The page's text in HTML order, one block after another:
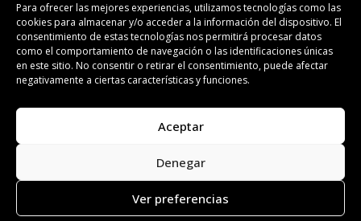
Para ofrecer las mejores experiencias, utilizamos tecnologías como las
cookies para almacenar y/o acceder a la información del dispositivo. El
consentimiento de estas tecnologías nos permitirá procesar datos
como el comportamiento de navegación o las identificaciones únicas
en este sitio. No consentir o retirar el consentimiento, puede afectar
negativamente a ciertas características y funciones.
Aceptar
Denegar
Ver preferencias
CONTACTO REDACCIÓN PUBLICIDAD
ISSN 2385-4839 DL B 27443-2014
Todos los derechos reservados. Copyright 2008-2024.
Barcelona Fashion Press®/™ es una marca registrada.